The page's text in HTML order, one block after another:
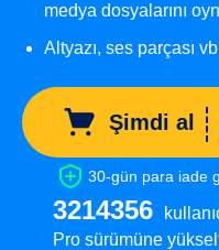
medya dosyalarını
Altyazı, ses parçası
Şimdi al
30-gün para iade
3214356
Pro sürümüne